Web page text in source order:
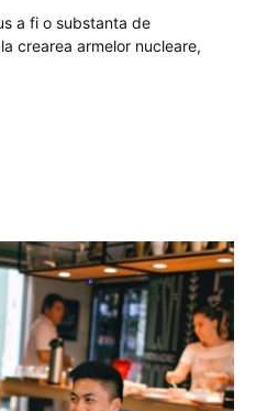
a fi o substanta de
crearea armelor nucleare,